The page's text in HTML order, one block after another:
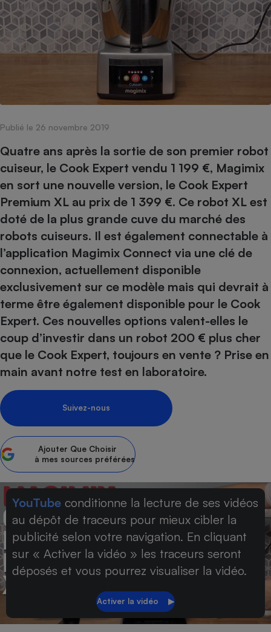
Publié le 26 novembre 2019
Quatre ans après la sortie de son premier robot
cuiseur, le Cook Expert vendu 1 199 €, Magimix
en sort une nouvelle version, le Cook Expert
Premium XL au prix de 1 399 €. Ce robot XL est
doté de la plus grande cuve du marché des
robots cuiseurs. Il est également connectable à
l’application Magimix Connect via une clé de
connexion, actuellement disponible
exclusivement sur ce modèle mais qui devrait à
terme être également disponible pour le Cook
Expert. Ces nouvelles options valent-elles le
coup d’investir dans un robot 200 € plus cher
que le Cook Expert, toujours en vente ? Prise en
main avant notre test en laboratoire.
Suivez-nous
Ajouter Que Choisir
à mes sources préférées
YouTube conditionne la lecture de ses vidéos
au dépôt de traceurs pour mieux cibler la
publicité selon votre navigation. En cliquant
sur « Activer la vidéo » les traceurs seront
déposés et vous pourrez visualiser la vidéo.
Sécurité - Hygiène
Supermarché - Drive
Complément
alimentaire
Assurance
Banque - Crédit
Epargne - Fiscalité
Mutuelle
Assurance emprunteur
Circulation routière
Contrôle technique -
Pièce détachée
Moto
Comparateur auto
Comparatif
Comparatif hotte
Comparatif aspirateur
Comparatif aspirateur
Comparatif cafetière
Comparatif robot cuiseur
Comparatif centrale
Gros électroménager
Petit électroménager -
Plaque de cuisson à
Comparatif casque audio
Comparatif imprimante
Comparatif ultrabook
Comparatif tablette
Image et son
Informatique
Internet
Téléphonie
Téléphone mobile -
Smartphone
Crédit immobilier
Comparatif tondeuse
Comparatif radiateur
Aménagement
Bricolage - Jardinage
Chauffage
Produit d'entretien
Sécurité domestique
Radiateur électrique
Maladie - Médecine -
Système de santé -
Mutuelle
Maison de retraite
Retraite
Choisir son fioul
Choisir son pellet
Comparateur assurance emprunteur
Energie Moins Chère Ensemble
Toutes les cartes interactives
Speedtest - Testez le débit de votre
connexion Internet